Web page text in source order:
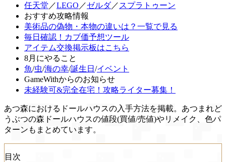
任天堂 ／LEGO ／ゼルダ／ スプラトゥーン
おすすめ攻略情報
美術品の偽物・本物の違いは？一覧で見る
毎日確認！カブ価予想ツール
アイテム交換掲示板はこちら
8月にやること
魚/虫/海の幸/誕生日 /イベント
GameWithからのお知らせ
未経験可&完全在宅！攻略ライター募集！
あつ森におけるドールハウスの入手方法を掲載。あつまれど
うぶつの森ドールハウスの値段(買値/売値)やリメイク、色パ
ターンもまとめています。
目次